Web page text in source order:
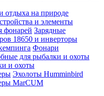
отдыха на природе
и элементы
фонарей Зарядные
18650 и инверторы
Фонари
для рыбалки и охоты
и охоты
Эхолоты Humminbird
MarCUM